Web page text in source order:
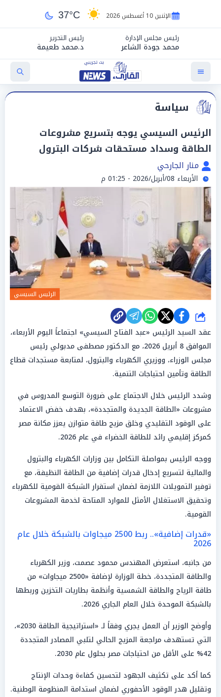
الإثنين 10 أغسطس 2026 37°C
رئيس مجلس الإدارة
محمد جودة الشاعر
رئيس التحرير
د.محمد طعيمة
سياسة
الرئيس السيسي يوجه بتسريع مشروعات
الطاقة وسداد مستحقات شركات البترول
منار الجارحي
الأربعاء 08/أبريل/2026 - 01:25 م
الرئيس السيسي
شارك
عقد السيد الرئيس «عبد الفتاح السيسي» اجتماعاً اليوم الأربعاء،
الموافق 8 أبريل 2026، مع الدكتور مصطفى مدبولي رئيس
مجلس الوزراء، ووزيري الكهرباء والبترول، لمتابعة مستجدات قطاع
الطاقة وتأمين احتياجات التنمية.
وشدد الرئيس خلال الاجتماع على ضرورة التوسع المدروس في
مشروعات «الطاقة الجديدة والمتجددة»، بهدف خفض الاعتماد
على الوقود التقليدي وخلق مزيج طاقة متوازن يعزز مكانة مصر
كمركز إقليمي رائد للطاقة الخضراء في عام 2026.
ووجه الرئيس بمواصلة التكامل بين وزارات الكهرباء والبترول
والمالية لتسريع إدخال قدرات إضافية من الطاقة النظيفة، مع
توفير التمويلات اللازمة لضمان استقرار الشبكة القومية للكهرباء
وتحقيق الاستغلال الأمثل للموارد المتاحة لخدمة المشروعات
القومية.
«قدرات إضافية».. ربط 2500 ميجاوات بالشبكة خلال عام
2026
من جانبه، استعرض المهندس محمود عصمت، وزير الكهرباء
والطاقة المتجددة، خطة الوزارة لإضافة «2500 ميجاوات» من
طاقة الرياح والطاقة الشمسية وأنظمة بطاريات التخزين وربطها
بالشبكة الموحدة خلال العام الجاري 2026.
وأوضح الوزير أن العمل يجري وفقاً لـ «استراتيجية الطاقة 2030»،
التي تستهدف مراجعة المزيج الحالي لتلبي المصادر المتجددة
42% على الأقل من احتياجات مصر بحلول عام 2030.
كما أكد على تكثيف الجهود لتحسين كفاءة وحدات الإنتاج
وتقليل هدر الوقود الأحفوري لضمان استدامة المنظومة الوطنية.